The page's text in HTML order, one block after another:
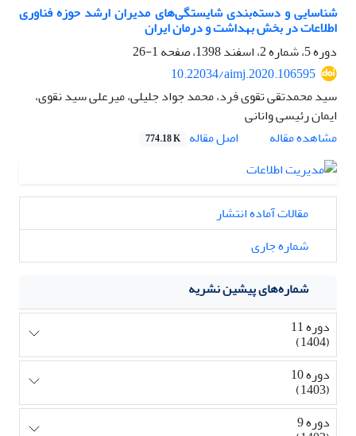
شناسایی و دسته‌بندی شایستگی‌های مدیران ارشد حوزه فناوری
اطلاعات در بخش بهداشت و درمان ایران
دوره 5، شماره 2، اسفند 1398، صفحه
1-26
10.22034/aimj.2020.106595
سید محمدتقی تقوی فرد، محمد جواد جلیلی، میرعلی سید نقوی،
ایمان رئیسی وانانی
مشاهده مقاله
اصل مقاله 774.18 K
مقالات آماده انتشار
شماره جاری
شماره‌های پیشین نشریه
دوره 11
(1404)
دوره 10
(1403)
دوره 9